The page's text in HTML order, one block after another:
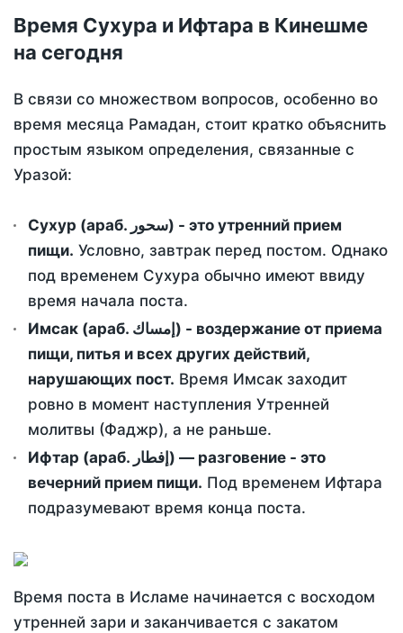
Время Сухура и Ифтара в Кинешме
на сегодня
В связи со множеством вопросов, особенно во
время месяца Рамадан, стоит кратко объяснить
простым языком определения, связанные с
Уразой:
Сухур (араб. سحور) - это утренний прием
пищи. Условно, завтрак перед постом. Однако
под временем Сухура обычно имеют ввиду
время начала поста.
Имсак (араб. إمساك) - воздержание от приема
пищи, питья и всех других действий,
нарушающих пост. Время Имсак заходит
ровно в момент наступления Утренней
молитвы (Фаджр), а не раньше.
Ифтар (араб. إفطار) — разговение - это
вечерний прием пищи. Под временем Ифтара
подразумевают время конца поста.
Время поста в Исламе начинается с восходом
утренней зари и заканчивается с закатом